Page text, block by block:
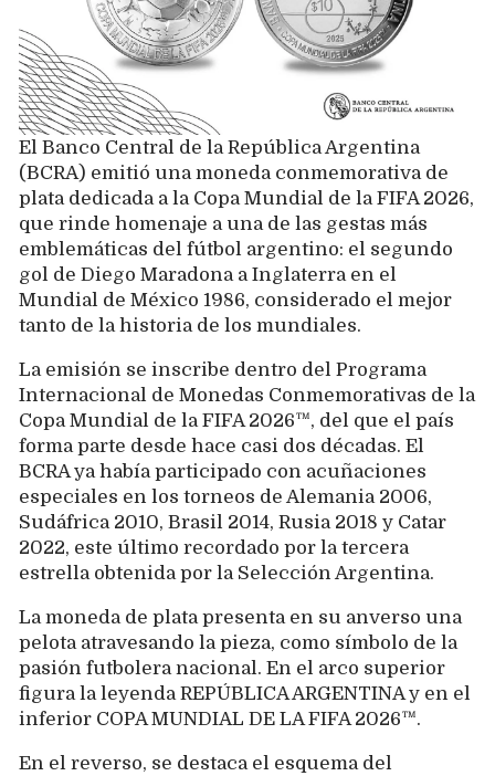
El Banco Central de la República Argentina
(BCRA) emitió una moneda conmemorativa de
plata dedicada a la Copa Mundial de la FIFA 2026,
que rinde homenaje a una de las gestas más
emblemáticas del fútbol argentino: el segundo
gol de Diego Maradona a Inglaterra en el
Mundial de México 1986, considerado el mejor
tanto de la historia de los mundiales.
La emisión se inscribe dentro del Programa
Internacional de Monedas Conmemorativas de la
Copa Mundial de la FIFA 2026™, del que el país
forma parte desde hace casi dos décadas. El
BCRA ya había participado con acuñaciones
especiales en los torneos de Alemania 2006,
Sudáfrica 2010, Brasil 2014, Rusia 2018 y Catar
2022, este último recordado por la tercera
estrella obtenida por la Selección Argentina.
La moneda de plata presenta en su anverso una
pelota atravesando la pieza, como símbolo de la
pasión futbolera nacional. En el arco superior
figura la leyenda REPÚBLICA ARGENTINA y en el
inferior COPA MUNDIAL DE LA FIFA 2026™.
En el reverso, se destaca el esquema del